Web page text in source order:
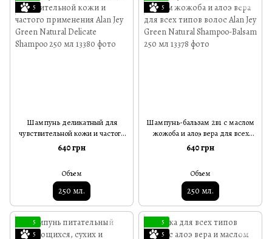
5
Шампунь деликатный для
чувствительной кожи и частого
применения Alan Jey Green
Natural Delicate Shampoo 250 мл
640 грн
Объем
250 мл.
5
Шампунь-бальзам 2в1 с маслом
жожоба и алоэ вера для всех
типов волос Alan Jey Green
Natural Shampoo-Balsam 250 мл
640 грн
Объем
250 мл.
5
5
5
5